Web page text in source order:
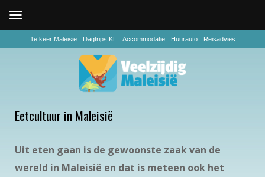
1e keer Maleisie Dagtrips KL Accommodatie Huurauto Reisadvies
Eetcultuur in Maleisië
Uit eten gaan is de gewoonste zaak van de
wereld in Maleisië en dat is meteen ook het